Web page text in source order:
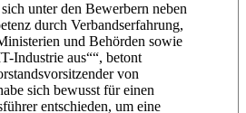
unter den Bewerbern neben
durch Verbandserfahrung,
und Behörden sowie
Industrie aus““, betont
von
sich bewusst für einen
entschieden, um eine